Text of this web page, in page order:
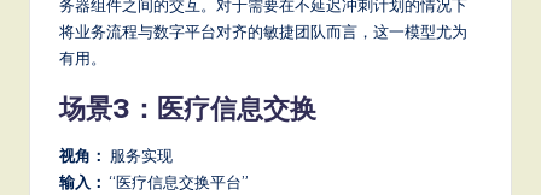
务器组件之间的交互。对于需要在不延迟冲刺计划的情况下
将业务流程与数字平台对齐的敏捷团队而言，这一模型尤为
有用。
场景3：医疗信息交换
视角： 服务实现
输入： “医疗信息交换平台”